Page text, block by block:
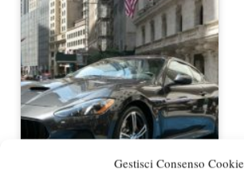
Gestisci Consenso Cookie
Maserati GranTurismo 2018,
presentazione in grande…